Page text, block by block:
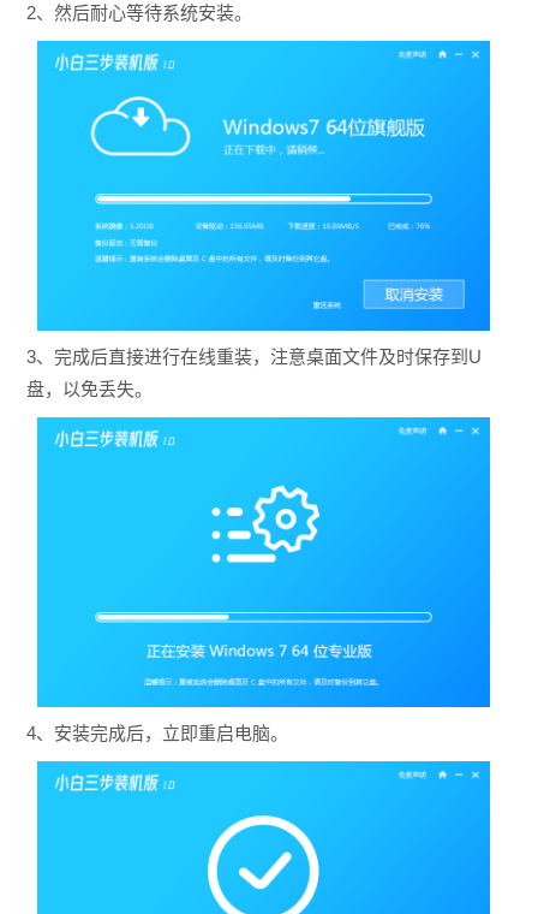
2、然后耐心等待系统安装。
3、完成后直接进行在线重装，注意桌面文件及时保存到U
盘，以免丢失。
4、安装完成后，立即重启电脑。